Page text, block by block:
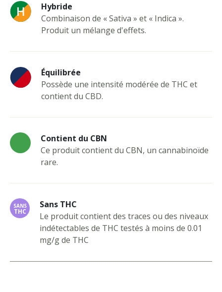
Hybride
Combinaison de « Sativa » et « Indica ».
Produit un mélange d'effets.
Équilibrée
Possède une intensité modérée de THC et
contient du CBD.
Contient du CBN
Ce produit contient du CBN, un cannabinoïde
rare.
SANS
THC
Sans THC
Le produit contient des traces ou des niveaux
indétectables de THC testés à moins de 0.01
mg/g de THC